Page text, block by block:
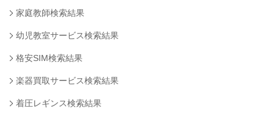
家庭教師検索結果
幼児教室サービス検索結果
格安SIM検索結果
楽器買取サービス検索結果
着圧レギンス検索結果